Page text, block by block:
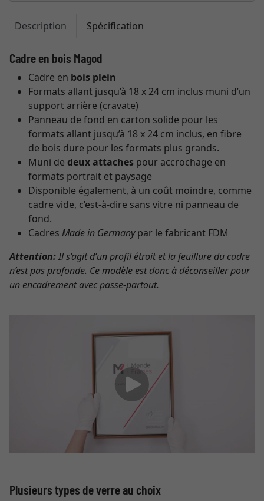
Description Spécification
Cadre en bois Magod
Cadre en bois plein
Formats allant jusqu’à 18 x 24 cm inclus muni d’un
support arrière (cravate)
Panneau de fond en carton solide pour les
formats allant jusqu’à 18 x 24 cm inclus, en fibre
de bois dure pour les formats plus grands.
Muni de deux attaches pour accrochage en
formats portrait et paysage
Disponible également, à un coût moindre, comme
cadre vide, c’est-à-dire sans vitre ni panneau de
fond.
Cadres Made in Germanypar le fabricant FDM
Attention:Il s’agit d’un profil étroit et la feuillure du cadre
n’est pas profonde. Ce modèle est donc à déconseiller pour
un encadrement avec passe-partout.
Plusieurs types de verre au choix